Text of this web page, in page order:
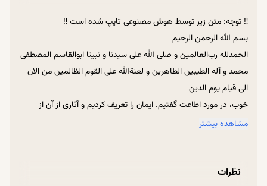
‼ توجه: متن زیر توسط هوش مصنوعی تایپ شده است ‼
بسم الله الرحمن الرحیم
الحمدلله رب‌العالمین و صلی الله علی سیدنا و نبینا ابوالقاسم المصطفی
محمد و آله الطیبین الطاهرین و لعنةالله علی القوم الظالمین من الان
الی قیام یوم الدین
خوب، در مورد اطاعت گفتیم. ایمان را تعریف کردیم و آثاری از آن از
دیدیم که ایمان مربوط به قلب است؛ ولی وقتی به عمل تبدیل شود،
به مرور زمان از بین می‌رود. این را من چند بار گفته‌ام، مثل قلمی که
مشاهده بیشتر
نظرات